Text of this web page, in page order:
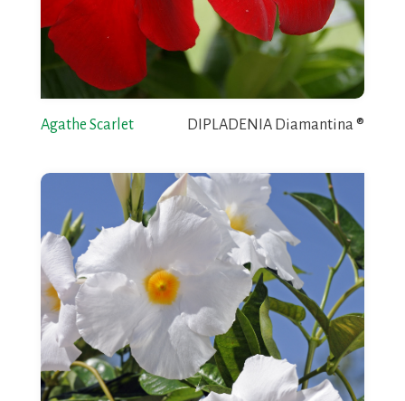
Agathe Scarlet DIPLADENIA Diamantina ®